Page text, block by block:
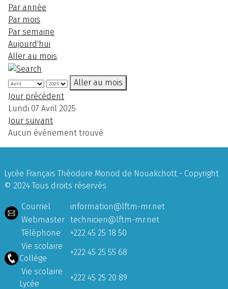
Par année
Par mois
Par semaine
Aujourd'hui
Aller au mois
Aller au mois
Jour précédent
Lundi 07 Avril 2025
Jour suivant
Aucun évènement trouvé
Lycée Français Théodore Monod de Nouakchott - Copyright
© 2024 Tous droits réservés
Courriel
information@lftm-mr.net
Webmaster technicien@lftm-mr.net
Téléphone
+222 45 25 18 50
Vie scolaire
Collège
+222 45 25 55 68
Vie scolaire
Lycée
+222 45 25 20 89